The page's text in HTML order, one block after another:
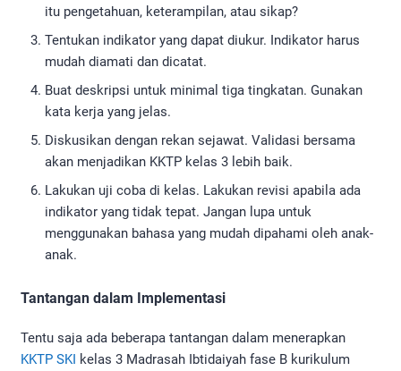
itu pengetahuan, keterampilan, atau sikap?
Tentukan indikator yang dapat diukur. Indikator harus
mudah diamati dan dicatat.
Buat deskripsi untuk minimal tiga tingkatan. Gunakan
kata kerja yang jelas.
Diskusikan dengan rekan sejawat. Validasi bersama
akan menjadikan KKTP kelas 3 lebih baik.
Lakukan uji coba di kelas. Lakukan revisi apabila ada
indikator yang tidak tepat. Jangan lupa untuk
menggunakan bahasa yang mudah dipahami oleh anak-
anak.
Tantangan dalam Implementasi
Tentu saja ada beberapa tantangan dalam menerapkan
KKTP SKI kelas 3 Madrasah Ibtidaiyah fase B kurikulum